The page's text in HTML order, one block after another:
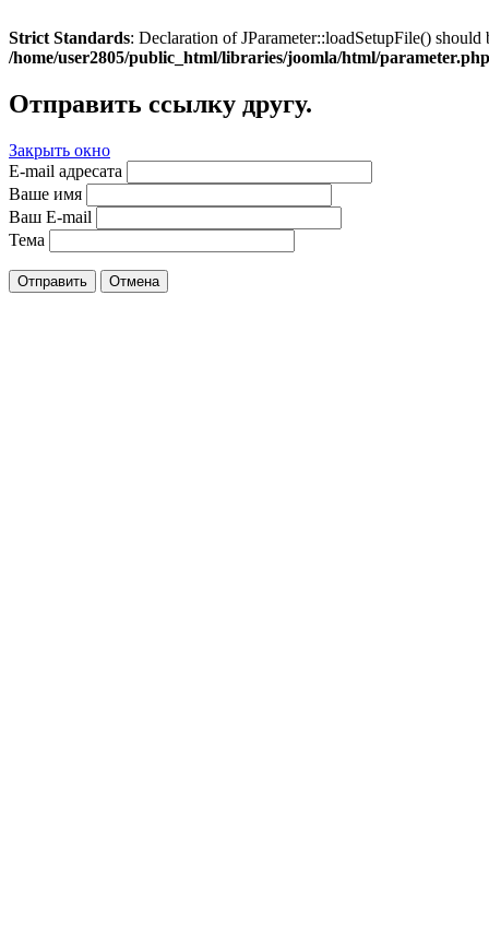
Strict Standards: Declaration of JParameter::loadSetupFile()
/home/user2805/public_html/libraries/joomla/html/parameter.php
Отправить ссылку другу.
Закрыть окно
E-mail адресата
Ваше имя
Ваш E-mail
Тема
Отправить Отмена